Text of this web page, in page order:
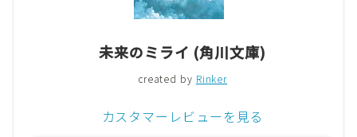
未来のミライ (角川文庫)
created by Rinker
カスタマーレビューを見る